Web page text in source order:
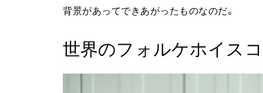
背景があってできあがったものなのだ。
世界のフォルケホイス